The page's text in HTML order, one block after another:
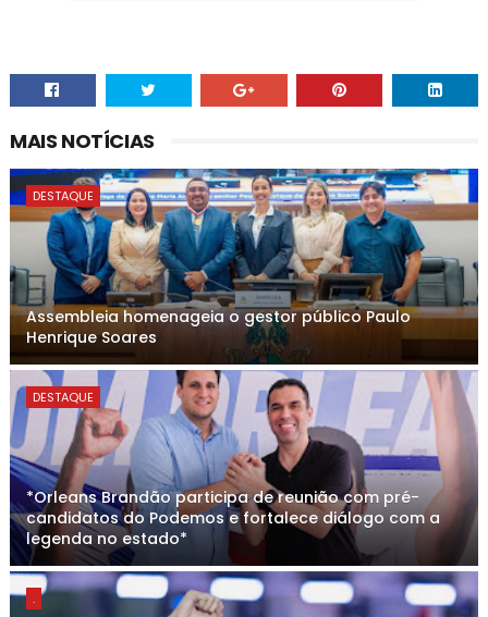
MAIS NOTÍCIAS
DESTAQUE
Assembleia homenageia o gestor público Paulo
Henrique Soares
DESTAQUE
*Orleans Brandão participa de reunião com pré-
candidatos do Podemos e fortalece diálogo com a
legenda no estado*
.